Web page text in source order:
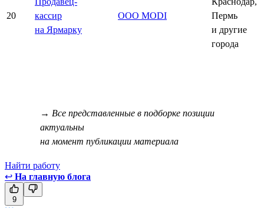
20
кассир
на Ярмарку
ООО MODI
Пермь
и другие
города
→ Все представленные в подборке позиции
актуальны
на момент публикации материала
Найти работу
↩ На главную блога
9